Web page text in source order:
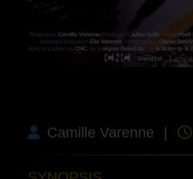
Camille Varenne |
SYNOPSIS